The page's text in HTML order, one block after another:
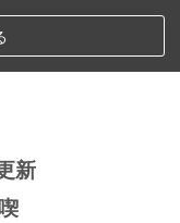
新